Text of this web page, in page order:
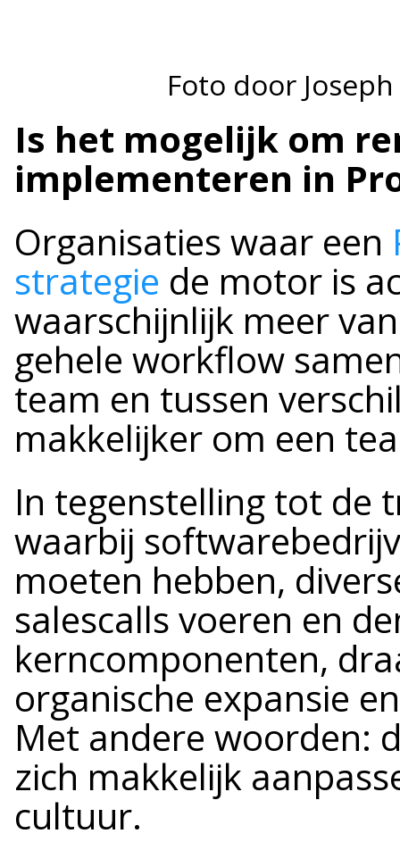
Foto door
Is het mogelijk om
implementeren in
Organisaties waar een
strategie de motor is
waarschijnlijk meer
gehele workflow
team en tussen
makkelijker om een
In tegenstelling tot de
waarbij
moeten hebben,
salescalls voeren en
kerncomponenten,
organische expansie
Met andere woorden:
zich makkelijk
cultuur.